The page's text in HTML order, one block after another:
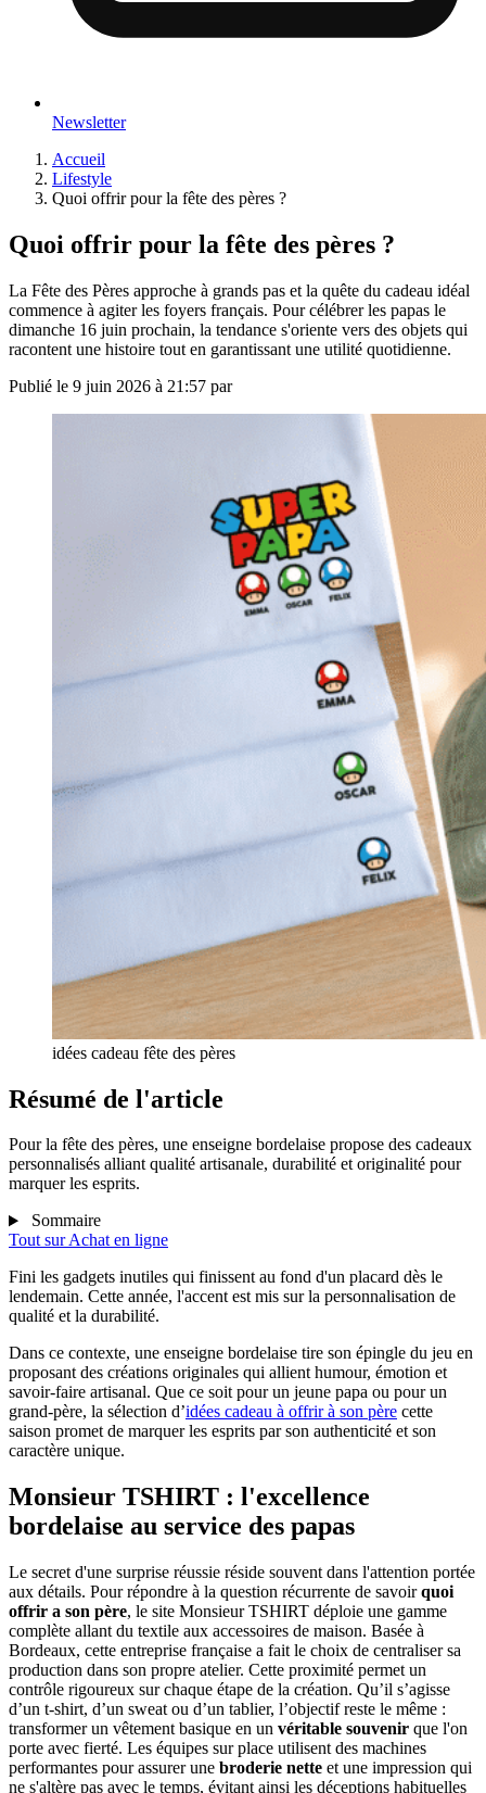
Newsletter
Accueil
Lifestyle
Quoi offrir pour la fête des pères ?
Quoi offrir pour la fête des pères ?
La Fête des Pères approche à grands pas et la quête du cadeau idéal
commence à agiter les foyers français. Pour célébrer les papas le
dimanche 16 juin prochain, la tendance s'oriente vers des objets qui
racontent une histoire tout en garantissant une utilité quotidienne.
Publié le 9 juin 2026 à 21:57 par
idées cadeau fête des pères
Résumé de l'article
Pour la fête des pères, une enseigne bordelaise propose des cadeaux
personnalisés alliant qualité artisanale, durabilité et originalité pour
marquer les esprits.
Sommaire
Tout surAchat en ligne
Fini les gadgets inutiles qui finissent au fond d'un placard dès le
lendemain. Cette année, l'accent est mis sur la personnalisation de
qualité et la durabilité.
Dans ce contexte, une enseigne bordelaise tire son épingle du jeu en
proposant des créations originales qui allient humour, émotion et
savoir-faire artisanal. Que ce soit pour un jeune papa ou pour un
grand-père, la sélection d’idées cadeau à offrir à son père cette
saison promet de marquer les esprits par son authenticité et son
caractère unique.
Monsieur TSHIRT : l'excellence
bordelaise au service des papas
Le secret d'une surprise réussie réside souvent dans l'attention portée
aux détails. Pour répondre à la question récurrente de savoirquoi
offrir a son père, le site Monsieur TSHIRT déploie une gamme
complète allant du textile aux accessoires de maison. Basée à
Bordeaux, cette entreprise française a fait le choix de centraliser sa
production dans son propre atelier. Cette proximité permet un
contrôle rigoureux sur chaque étape de la création. Qu’il s’agisse
d’un t-shirt, d’un sweat ou d’un tablier, l’objectif reste le même :
transformer un vêtement basique en un véritable souvenir que l'on
porte avec fierté. Les équipes sur place utilisent des machines
performantes pour assurer une broderie nette et une impression qui
ne s'altère pas avec le temps, évitant ainsi les déceptions habituelles